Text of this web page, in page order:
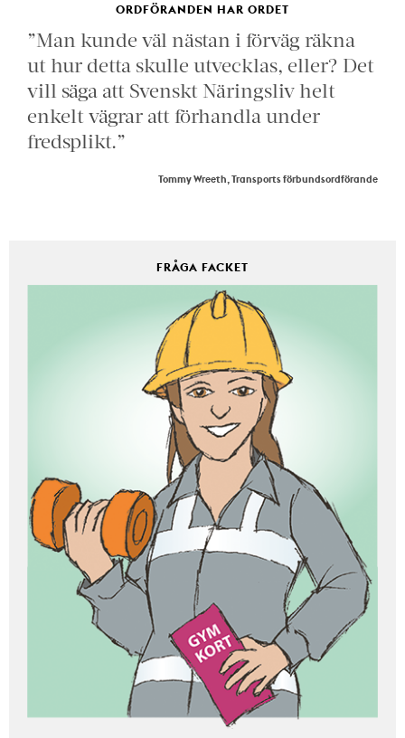
ORDFÖRANDEN HAR ORDET
”Man kunde väl nästan i förväg räkna
ut hur detta skulle utvecklas, eller? Det
vill säga att Svenskt Näringsliv helt
enkelt vägrar att förhandla under
fredsplikt.”
Tommy Wreeth, Transports förbundsordförande
FRÅGA FACKET